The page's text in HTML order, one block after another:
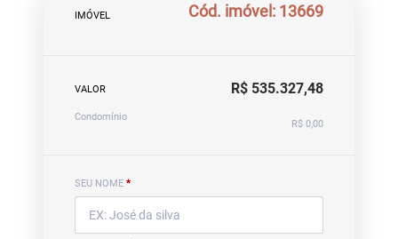
IMÓVEL Cód. imóvel: 13669
VALOR R$ 535.327,48
Condomínio
R$ 0,00
SEU NOME *